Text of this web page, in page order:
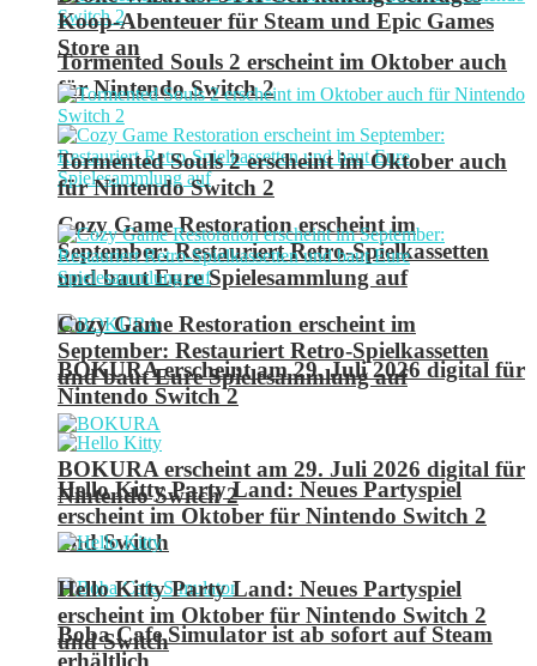
Tormented Souls 2 erscheint im Oktober auch
für Nintendo Switch 2
Cozy Game Restoration erscheint im
September: Restauriert Retro-Spielkassetten
und baut Eure Spielesammlung auf
BOKURA erscheint am 29. Juli 2026 digital für
Nintendo Switch 2
Hello Kitty Party Land: Neues Partyspiel
erscheint im Oktober für Nintendo Switch 2
und Switch
Boba Cafe Simulator ist ab sofort auf Steam
erhältlich
Koop-Abenteuer für Steam und Epic Games
Store an
Tormented Souls 2 erscheint im Oktober auch
für Nintendo Switch 2
Cozy Game Restoration erscheint im
September: Restauriert Retro-Spielkassetten
und baut Eure Spielesammlung auf
BOKURA erscheint am 29. Juli 2026 digital für
Nintendo Switch 2
Hello Kitty Party Land: Neues Partyspiel
erscheint im Oktober für Nintendo Switch 2
und Switch